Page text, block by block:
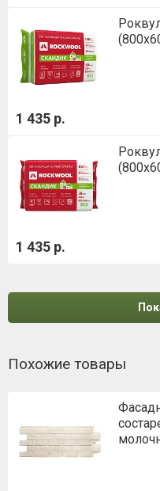
1 435 р.
1 435 р.
Похожие товары